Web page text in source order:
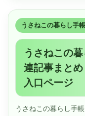
うさねこの暮らし手
うさねこの
連記事まと
入口ページ
うさねこの暮らし手